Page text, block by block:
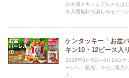
の本場メキシコグルメをは
を入場無料で楽しめるイベン
ケンタッキー「お盆
キン10・12ピース入
2026年8月5日～8月18日ケ
ーレル」販売。今だけ最大
ク。